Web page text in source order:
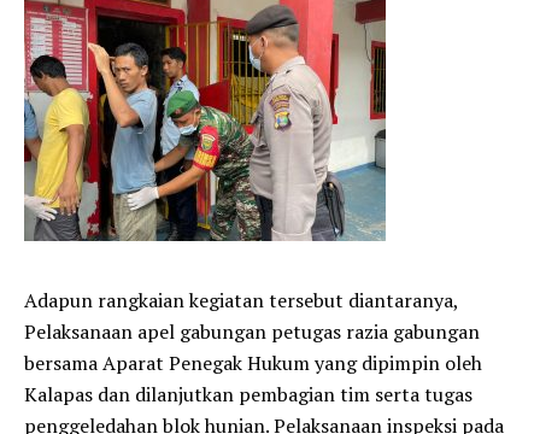
Adapun rangkaian kegiatan tersebut diantaranya,
Pelaksanaan apel gabungan petugas razia gabungan
bersama Aparat Penegak Hukum yang dipimpin oleh
Kalapas dan dilanjutkan pembagian tim serta tugas
penggeledahan blok hunian. Pelaksanaan inspeksi pada